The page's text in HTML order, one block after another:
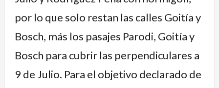
por lo que solo restan las calles Goitía y
Bosch, más los pasajes Parodi, Goitía y
Bosch para cubrir las perpendiculares a
9 de Julio. Para el objetivo declarado de